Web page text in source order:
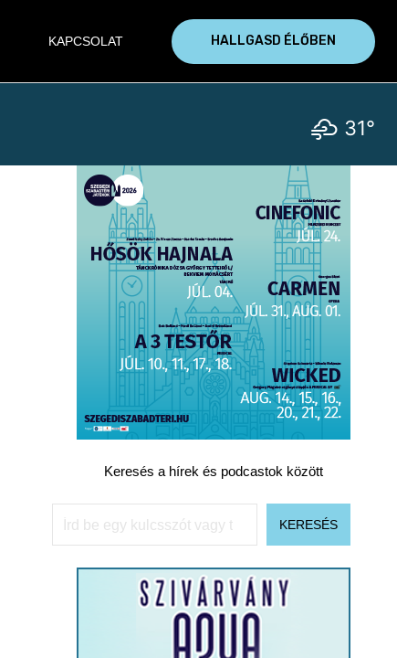
KAPCSOLAT HALLGASD ÉLŐBEN
31°
Keresés a hírek és podcastok között
Keresés
KERESÉS